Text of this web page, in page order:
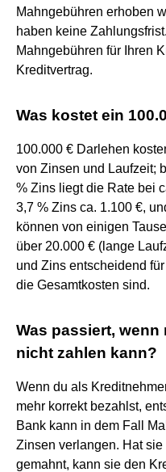
Mahngebühren erhoben
haben keine
Mahngebühren für Ihren
Kreditvertrag.
Was kostet ein
100.000 € Darlehen
von Zinsen und Laufzeit;
% Zins liegt die Rate bei
3,7 % Zins ca. 1.100 €,
können von einigen
über 20.000 € (lange
und Zins entscheidend
die Gesamtkosten sind.
Was passiert,
nicht zahlen kann?
Wenn du als
mehr korrekt bezahlst,
Bank kann in dem Fall
Zinsen verlangen. Hat
gemahnt, kann sie den